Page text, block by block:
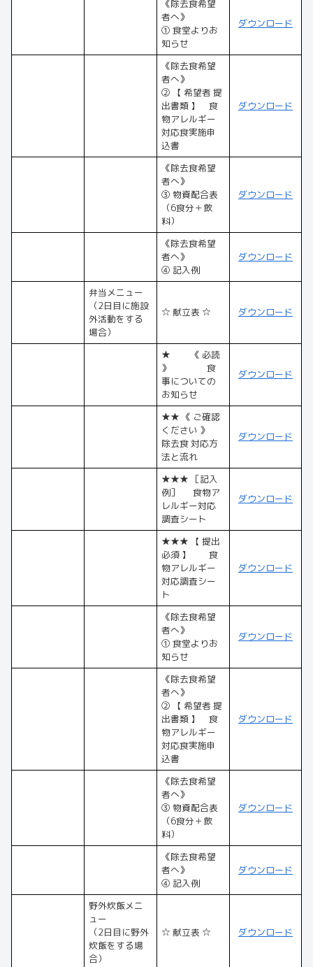
《除去食希望
者へ》
① 食堂よりお
知らせ
ダウンロード
《除去食希望
者へ》
② 【 希望者 提
出書類 】 食
物アレルギー
対応食実施申
込書
ダウンロード
《除去食希望
者へ》
③ 物資配合表
（6食分＋飲
料）
ダウンロード
《除去食希望
者へ》
④ 記入例
ダウンロード
弁当メニュー
（2日目に施設
外活動をする
場合）
☆ 献立表 ☆ ダウンロード
★ 《 必読
》 食
事についての
お知らせ
ダウンロード
★★ 《 ご確認
ください 》
除去食 対応方
法と流れ
ダウンロード
★★★ ［記入
例］ 食物ア
レルギー対応
調査シート
ダウンロード
★★★ 【 提出
必須 】 食
物アレルギー
対応調査シー
ト
ダウンロード
《除去食希望
者へ》
① 食堂よりお
知らせ
ダウンロード
《除去食希望
者へ》
② 【 希望者 提
出書類 】 食
物アレルギー
対応食実施申
込書
ダウンロード
《除去食希望
者へ》
③ 物資配合表
（6食分＋飲
料）
ダウンロード
《除去食希望
者へ》
④ 記入例
ダウンロード
野外炊飯メニ
ュー
（2日目に野外
炊飯をする場
合）
☆ 献立表 ☆ ダウンロード